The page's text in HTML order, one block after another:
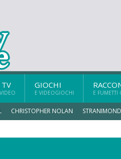
TV GIOCHI
E VIDEOGIOCHI E FUMETTI
CHRISTOPHER NOLAN